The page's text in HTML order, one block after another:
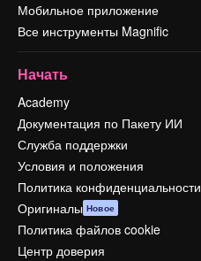
Мобильное приложение
Все инструменты Magnific
Начать
Academy
Документация по Пакету ИИ
Служба поддержки
Условия и положения
Политика конфиденциальности
Оригиналы Новое
Политика файлов cookie
Центр доверия